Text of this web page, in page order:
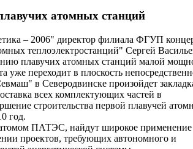
атомных станций
– 2006" директор филиала ФГУП
теплоэлектростанций" Сергей
плавучих атомных станций малой
переходит в плоскость
в Северодвинске произойдет
всех комплектующих частей в
строительства первой плавучей
год.
ПАТЭС, найдут широкое применение
проектов, требующих автономного и